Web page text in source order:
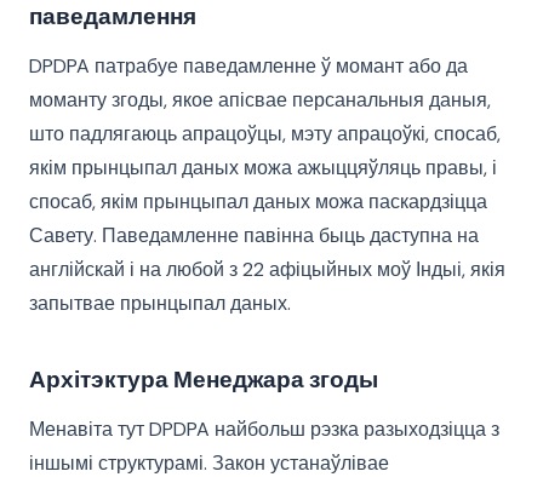
паведамлення
DPDPA патрабуе паведамленне ў момант або да
моманту згоды, якое апісвае персанальныя даныя,
што падлягаюць апрацоўцы, мэту апрацоўкі, спосаб,
якім прынцыпал даных можа ажыццяўляць правы, і
спосаб, якім прынцыпал даных можа паскардзіцца
Савету. Паведамленне павінна быць даступна на
англійскай і на любой з 22 афіцыйных моў Індыі, якія
запытвае прынцыпал даных.
Архітэктура Менеджара згоды
Менавіта тут DPDPA найбольш рэзка разыходзіцца з
іншымі структурамі. Закон устанаўлівае